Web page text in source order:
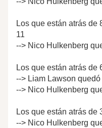
Los que están atrás de
11
--> Nico Hulkenberg
Los que están atrás de
--> Liam Lawson
--> Nico Hulkenberg
Los que están atrás de
--> Nico Hulkenberg